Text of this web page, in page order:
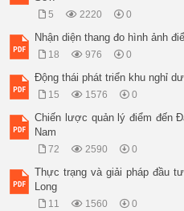
5 2220 0
Nhận diện thang đo hình ảnh
18 976 0
Động thái phát triển khu nghỉ
15 1576 0
Chiến lược quản lý điểm đến
Nam
72 2590 0
Thực trạng và giải pháp đầu
Long
11 1560 0